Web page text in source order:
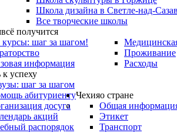
Школа дизайна в Светле-над-
Все творческие школы
всё получится
шаг за шагом!
информация
Проживание
Расходы
к успеху
шаг за шагом
абитуриенту
досуга
акций
распорядок
Чехияо стране
Общая
Этикет
Транспорт